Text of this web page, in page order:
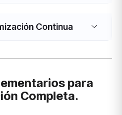
Continua
para
Completa.